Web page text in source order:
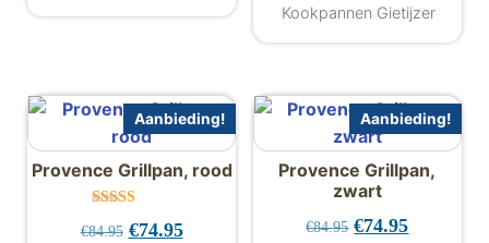
Dit product heeft meerdere variaties.
Kookpannen Gietijzer
Dit product
Aanbieding!
Provence Grillpan, rood
d
€84.95 Oorspronkelijke prijs was: €84.95.
€74.95Huidige prijs is: €74.95.
Aanbieding!
Provence Grillpan,
zwart
€84.95 Oorspronkelijke
€74.95Huidige